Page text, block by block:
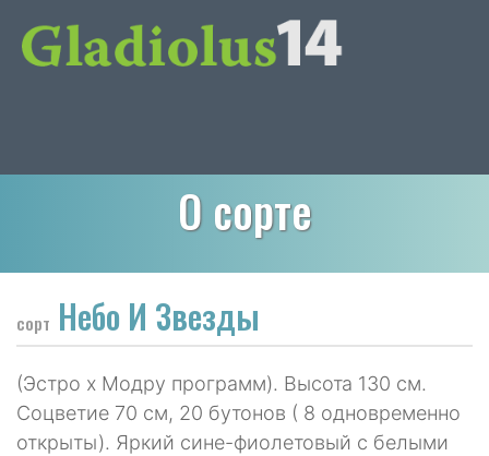
О сорте
сорт Небо И Звезды
(Эстро х Модру программ). Высота 130 см.
Соцветие 70 см, 20 бутонов ( 8 одновременно
открыты). Яркий сине-фиолетовый с белыми